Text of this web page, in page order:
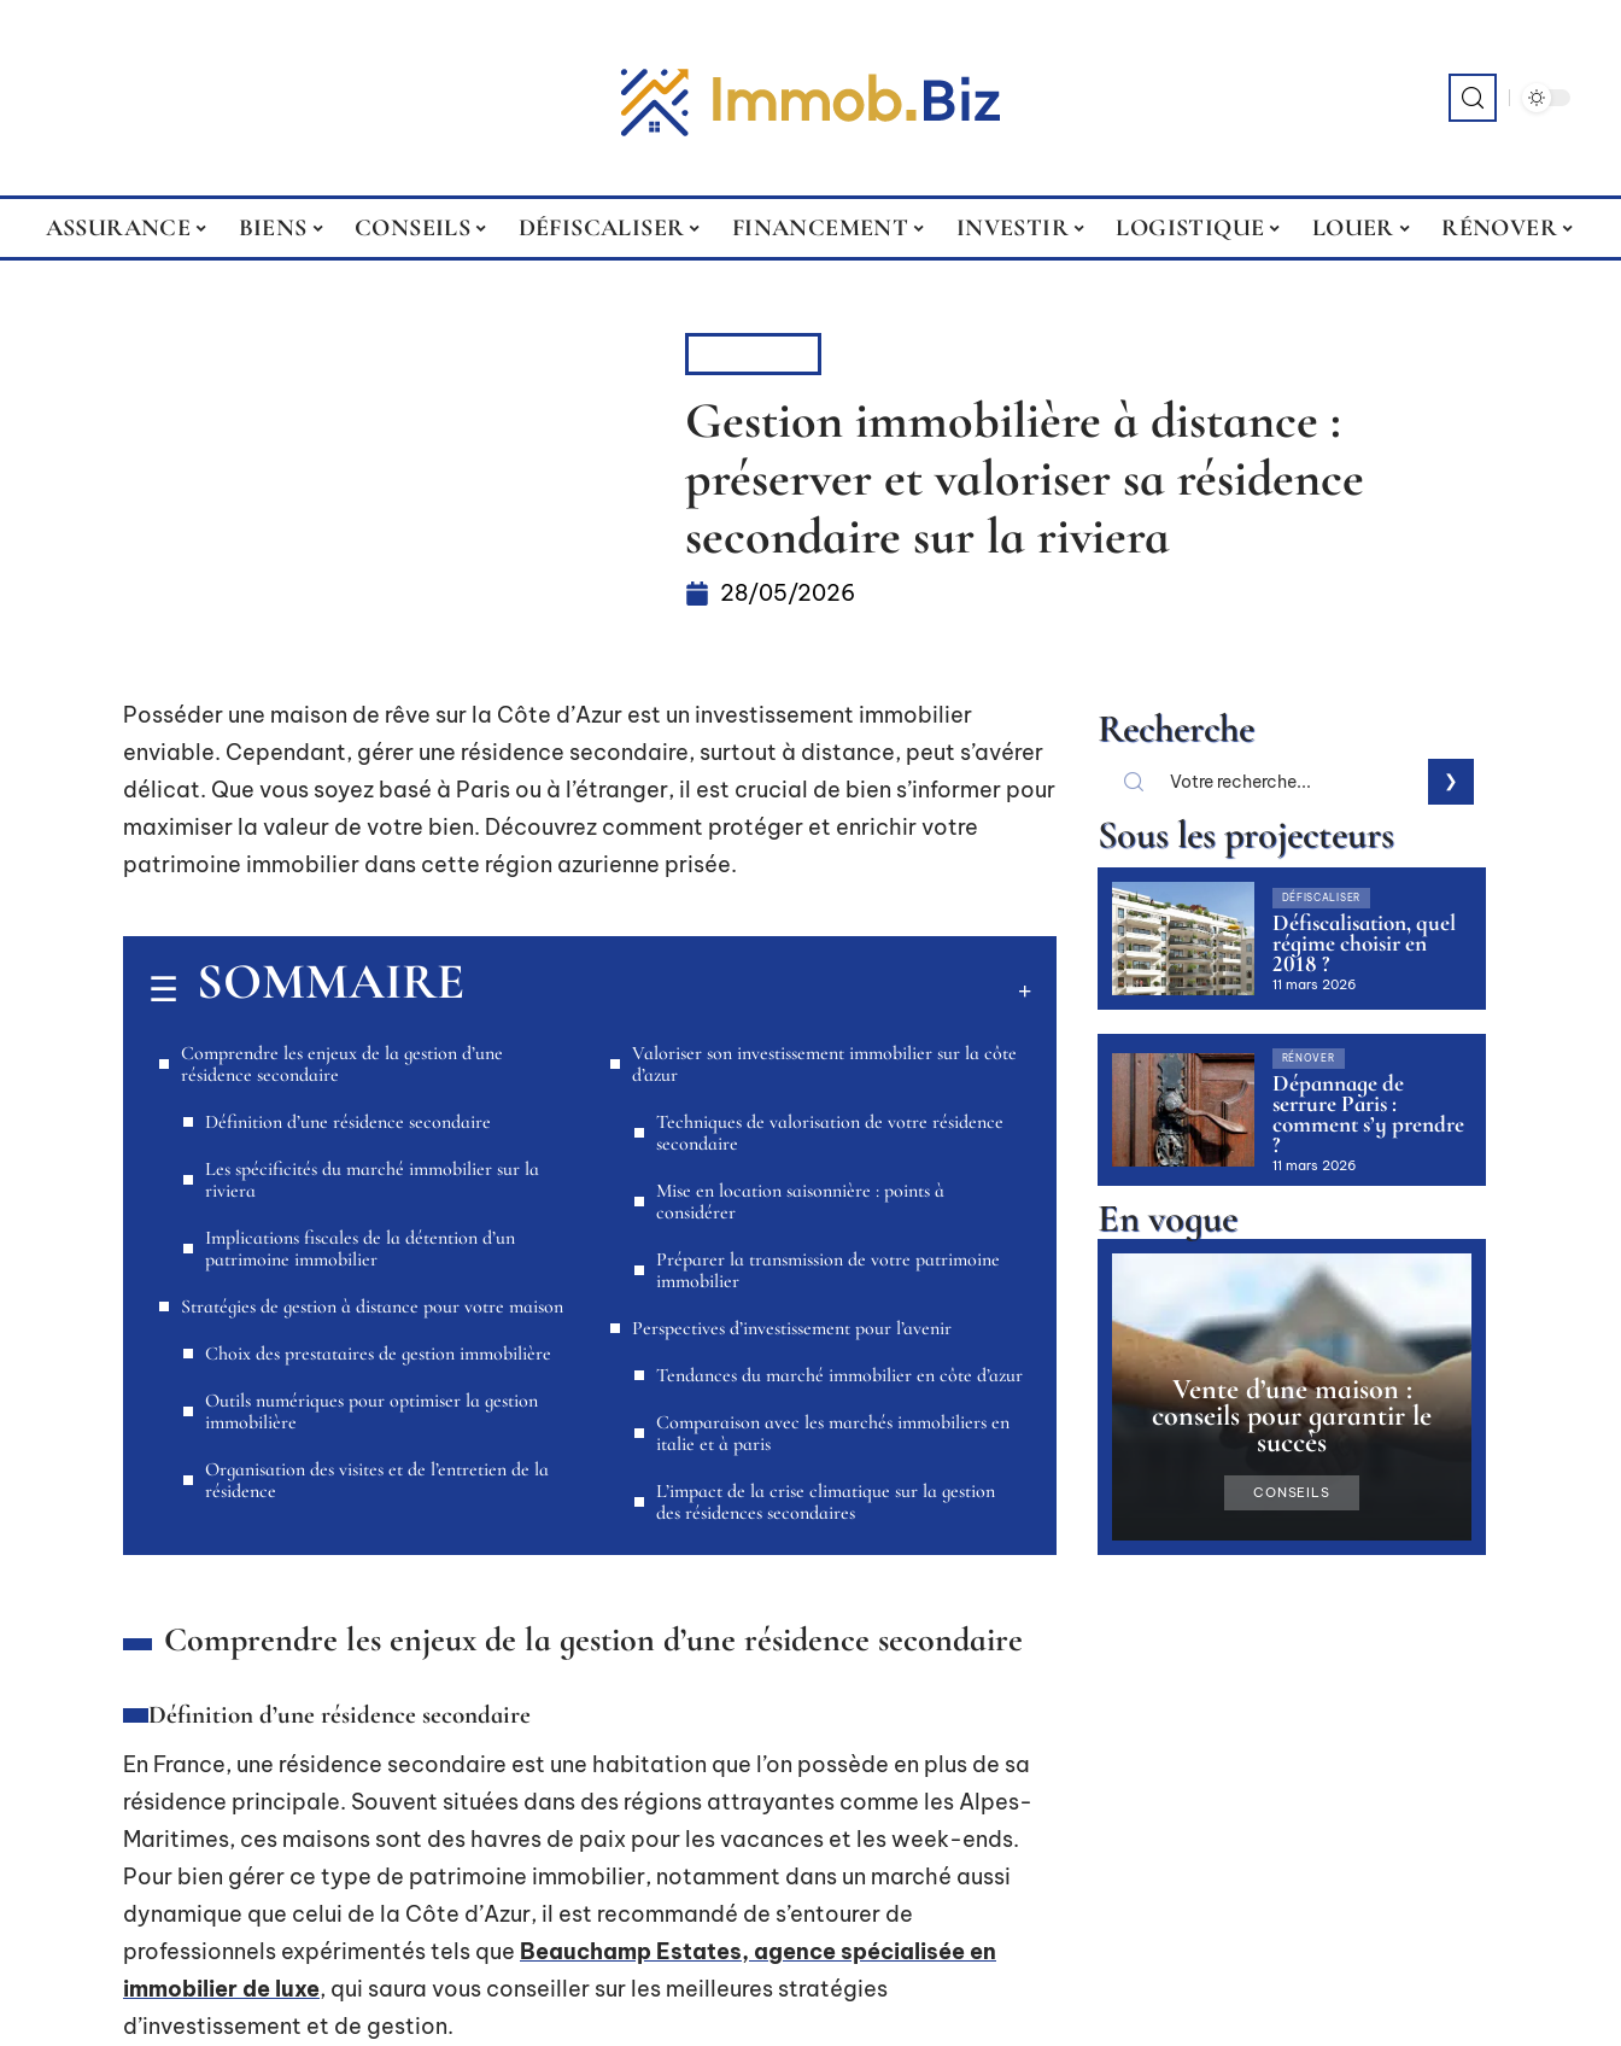
ASSURANCE BIENS CONSEILS DÉFISCALISER FINANCEMENT INVESTIR LOGISTIQUE LOUER RÉNOVER
Gestion immobilière à distance :
préserver et valoriser sa résidence
secondaire sur la riviera
28/05/2026
Posséder une maison de rêve sur la Côte d’Azur est un investissement immobilier
enviable. Cependant, gérer une résidence secondaire, surtout à distance, peut s’avérer
délicat. Que vous soyez basé à Paris ou à l’étranger, il est crucial de bien s’informer pour
maximiser la valeur de votre bien. Découvrez comment protéger et enrichir votre
patrimoine immobilier dans cette région azurienne prisée.
SOMMAIRE
Comprendre les enjeux de la gestion d’une
résidence secondaire
Définition d’une résidence secondaire
Les spécificités du marché immobilier sur la
riviera
Implications fiscales de la détention d’un
patrimoine immobilier
Stratégies de gestion à distance pour votre maison
Choix des prestataires de gestion immobilière
Outils numériques pour optimiser la gestion
immobilière
Organisation des visites et de l’entretien de la
résidence
Valoriser son investissement immobilier sur la côte
d’azur
Techniques de valorisation de votre résidence
secondaire
Mise en location saisonnière : points à
considérer
Préparer la transmission de votre patrimoine
immobilier
Perspectives d’investissement pour l’avenir
Tendances du marché immobilier en côte d’azur
Comparaison avec les marchés immobiliers en
italie et à paris
L’impact de la crise climatique sur la gestion
des résidences secondaires
Comprendre les enjeux de la gestion d’une résidence secondaire
Définition d’une résidence secondaire
En France, une résidence secondaire est une habitation que l’on possède en plus de sa
résidence principale. Souvent situées dans des régions attrayantes comme les Alpes-
Maritimes, ces maisons sont des havres de paix pour les vacances et les week-ends.
Pour bien gérer ce type de patrimoine immobilier, notamment dans un marché aussi
dynamique que celui de la Côte d’Azur, il est recommandé de s’entourer de
professionnels expérimentés tels que Beauchamp Estates, agence spécialisée en
immobilier de luxe, qui saura vous conseiller sur les meilleures stratégies
d’investissement et de gestion.
Recherche
Sous les projecteurs
DÉFISCALISER
Défiscalisation, quel
régime choisir en
2018 ?
11 mars 2026
RÉNOVER
Dépannage de
serrure Paris :
comment s’y prendre
?
11 mars 2026
En vogue
Vente d’une maison :
conseils pour garantir le
succès
CONSEILS